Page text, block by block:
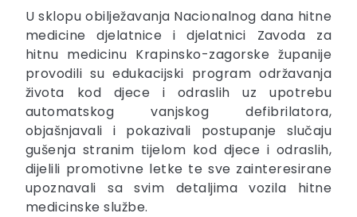
U sklopu obilježavanja Nacionalnog dana hitne
medicine djelatnice i djelatnici Zavoda za
hitnu medicinu Krapinsko-zagorske županije
provodili su edukacijski program održavanja
života kod djece i odraslih uz upotrebu
automatskog vanjskog defibrilatora,
objašnjavali i pokazivali postupanje slučaju
gušenja stranim tijelom kod djece i odraslih,
dijelili promotivne letke te sve zainteresirane
upoznavali sa svim detaljima vozila hitne
medicinske službe.